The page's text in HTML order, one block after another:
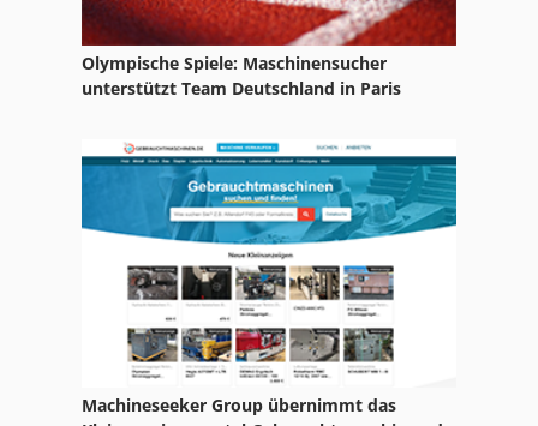
Olympische Spiele: Maschinensucher
unterstützt Team Deutschland in Paris
Machineseeker Group übernimmt das